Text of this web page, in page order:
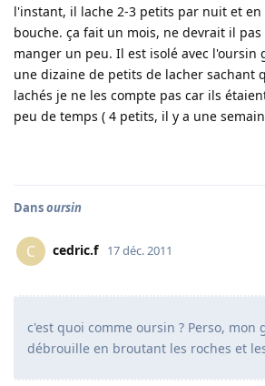
l'instant, il lache 2-3 petits par nuit et en
bouche. ça fait un mois, ne devrait il
manger un peu. Il est isolé avec l'oursin
une dizaine de petits de lacher sachant
lachés je ne les compte pas car ils
peu de temps ( 4 petits, il y a une
Dansoursin
C cedric.f 17 déc. 2011
c'est quoi comme oursin ? Perso, mon
débrouille en broutant les roches et